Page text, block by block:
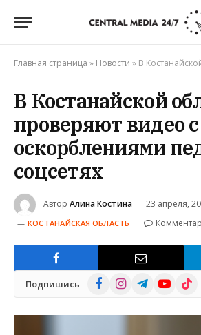
Главная страница » Новости » В Костанайской области
В Костанайской
проверяют видео с
оскорблениями
соцсетях
Автор Алина Костина 23 апреля,
КОСТАНАЙСКАЯ ОБЛАСТЬ
Подпишись FacebookInstagramTelegramYouTube
TikTok